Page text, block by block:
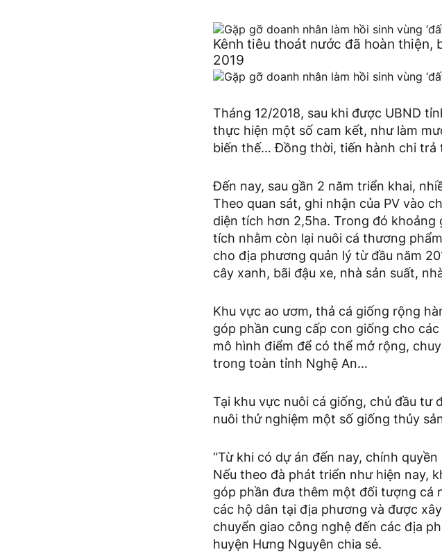
Kênh tiêu thoát nước đã hoàn
2019
Tháng 12/2018, sau khi được UBND
thực hiện một số cam kết, như làm
biến thế… Đồng thời, tiến hành chi trả
Đến nay, sau gần 2 năm triển khai,
Theo quan sát, ghi nhận của PV vào
diện tích hơn 2,5ha. Trong đó khoảng
tích nhằm còn lại nuôi cá thương
cho địa phương quản lý từ đầu năm
cây xanh, bãi đậu xe, nhà sản suất,
Khu vực ao ươm, thả cá giống rộng
góp phần cung cấp con giống cho
mô hình điểm để có thể mở rộng,
trong toàn tỉnh Nghệ An...
Tại khu vực nuôi cá giống, chủ đầu tư
nuôi thử nghiệm một số giống thủy
“Từ khi có dự án đến nay, chính
Nếu theo đà phát triển như hiện nay,
góp phần đưa thêm một đối tượng cá
các hộ dân tại địa phương và được
chuyển giao công nghệ đến các địa
huyện Hưng Nguyên chia sẻ.